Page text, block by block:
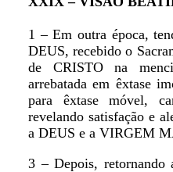
1 – Em outra época,
DEUS, recebido o
de CRISTO na
arrebatada em êxtase
para êxtase móvel,
revelando satisfação e
a DEUS e a VIRGEM
3 – Depois, retornando